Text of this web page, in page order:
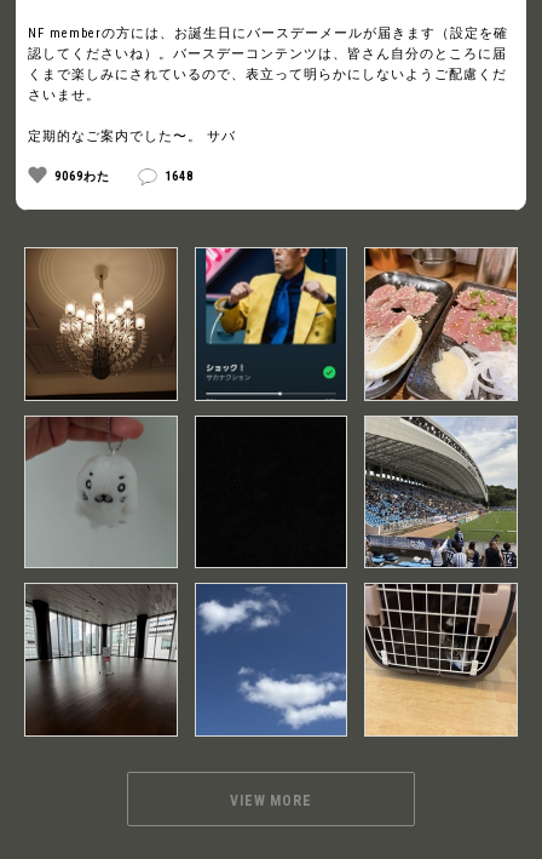
NF memberの方には、お誕生日にバースデーメールが届きます（設定を確
認してくださいね）。バースデーコンテンツは、皆さん自分のところに届
くまで楽しみにされているので、表立って明らかにしないようご配慮くだ
さいませ。
定期的なご案内でした〜。 サバ
9069わた 1648
VIEW MORE